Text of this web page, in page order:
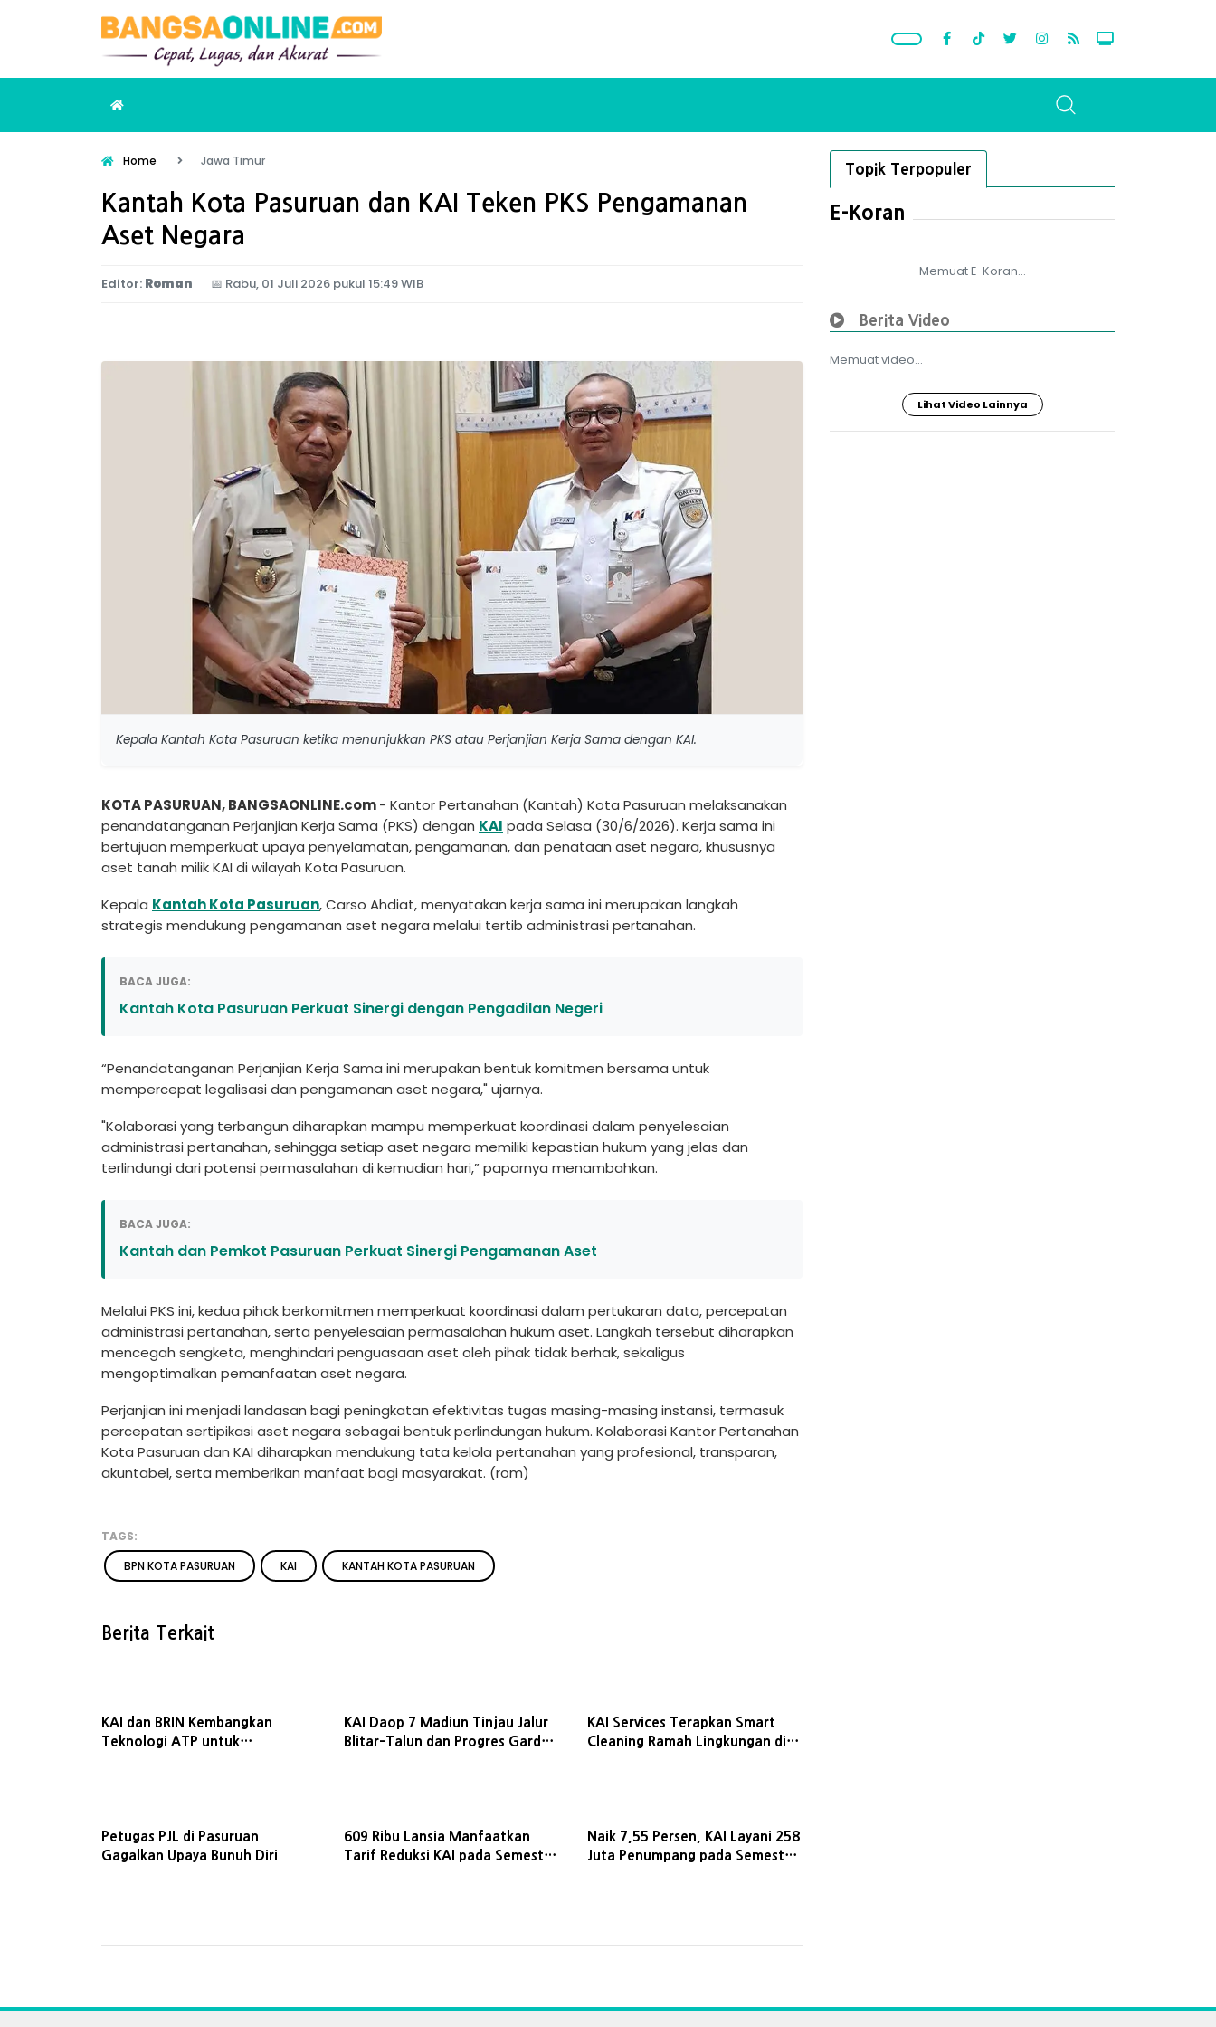
Home Jawa Timur
Kantah Kota Pasuruan dan KAI Teken PKS Pengamanan
Aset Negara
Editor: Roman 📅 Rabu, 01 Juli 2026 pukul 15:49 WIB
Kepala Kantah Kota Pasuruan ketika menunjukkan PKS atau Perjanjian Kerja Sama dengan KAI.
KOTA PASURUAN, BANGSAONLINE.com- Kantor Pertanahan (Kantah) Kota Pasuruan melaksanakan
penandatanganan Perjanjian Kerja Sama (PKS) dengan KAI pada Selasa (30/6/2026). Kerja sama ini
bertujuan memperkuat upaya penyelamatan, pengamanan, dan penataan aset negara, khususnya
aset tanah milik KAI di wilayah Kota Pasuruan.
Kepala Kantah Kota Pasuruan, Carso Ahdiat, menyatakan kerja sama ini merupakan langkah
strategis mendukung pengamanan aset negara melalui tertib administrasi pertanahan.
BACA JUGA:
Kantah Kota Pasuruan Perkuat Sinergi dengan Pengadilan Negeri
“Penandatanganan Perjanjian Kerja Sama ini merupakan bentuk komitmen bersama untuk
mempercepat legalisasi dan pengamanan aset negara," ujarnya.
"Kolaborasi yang terbangun diharapkan mampu memperkuat koordinasi dalam penyelesaian
administrasi pertanahan, sehingga setiap aset negara memiliki kepastian hukum yang jelas dan
terlindungi dari potensi permasalahan di kemudian hari,” paparnya menambahkan.
BACA JUGA:
Kantah dan Pemkot Pasuruan Perkuat Sinergi Pengamanan Aset
Melalui PKS ini, kedua pihak berkomitmen memperkuat koordinasi dalam pertukaran data, percepatan
administrasi pertanahan, serta penyelesaian permasalahan hukum aset. Langkah tersebut diharapkan
mencegah sengketa, menghindari penguasaan aset oleh pihak tidak berhak, sekaligus
mengoptimalkan pemanfaatan aset negara.
Perjanjian ini menjadi landasan bagi peningkatan efektivitas tugas masing-masing instansi, termasuk
percepatan sertipikasi aset negara sebagai bentuk perlindungan hukum. Kolaborasi Kantor Pertanahan
Kota Pasuruan dan KAI diharapkan mendukung tata kelola pertanahan yang profesional, transparan,
akuntabel, serta memberikan manfaat bagi masyarakat. (rom)
TAGS:
BPN KOTA PASURUAN
KAI KANTAH KOTA PASURUAN
Berita Terkait
KAI dan BRIN Kembangkan
Teknologi ATP untuk
KAI Daop 7 Madiun Tinjau Jalur
Blitar–Talun dan Progres Gardu
KAI Services Terapkan Smart
Cleaning Ramah Lingkungan di
Petugas PJL di Pasuruan
Gagalkan Upaya Bunuh Diri
609 Ribu Lansia Manfaatkan
Tarif Reduksi KAI pada Semester
Naik 7,55 Persen, KAI Layani 258
Juta Penumpang pada Semester
Topik Terpopuler
E-Koran
Memuat E-Koran...
Berita Video
Memuat video...
Lihat Video Lainnya